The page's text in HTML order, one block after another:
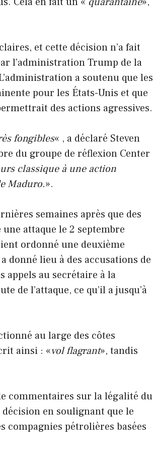
et cette décision n’a fait
l’administration Trump de la
a soutenu que les
pour les États-Unis et que
des actions agressives.
fongibles« , a déclaré Steven
du groupe de réflexion Center
classique à une action
Maduro.».
semaines après que des
attaque le 2 septembre
ordonné une deuxième
donné lieu à des accusations de
appels au secrétaire à la
de l’attaque, ce qu’il a jusqu’à
au large des côtes
ainsi : «vol flagrant», tandis
commentaires sur la légalité du
en soulignant que le
compagnies pétrolières basées